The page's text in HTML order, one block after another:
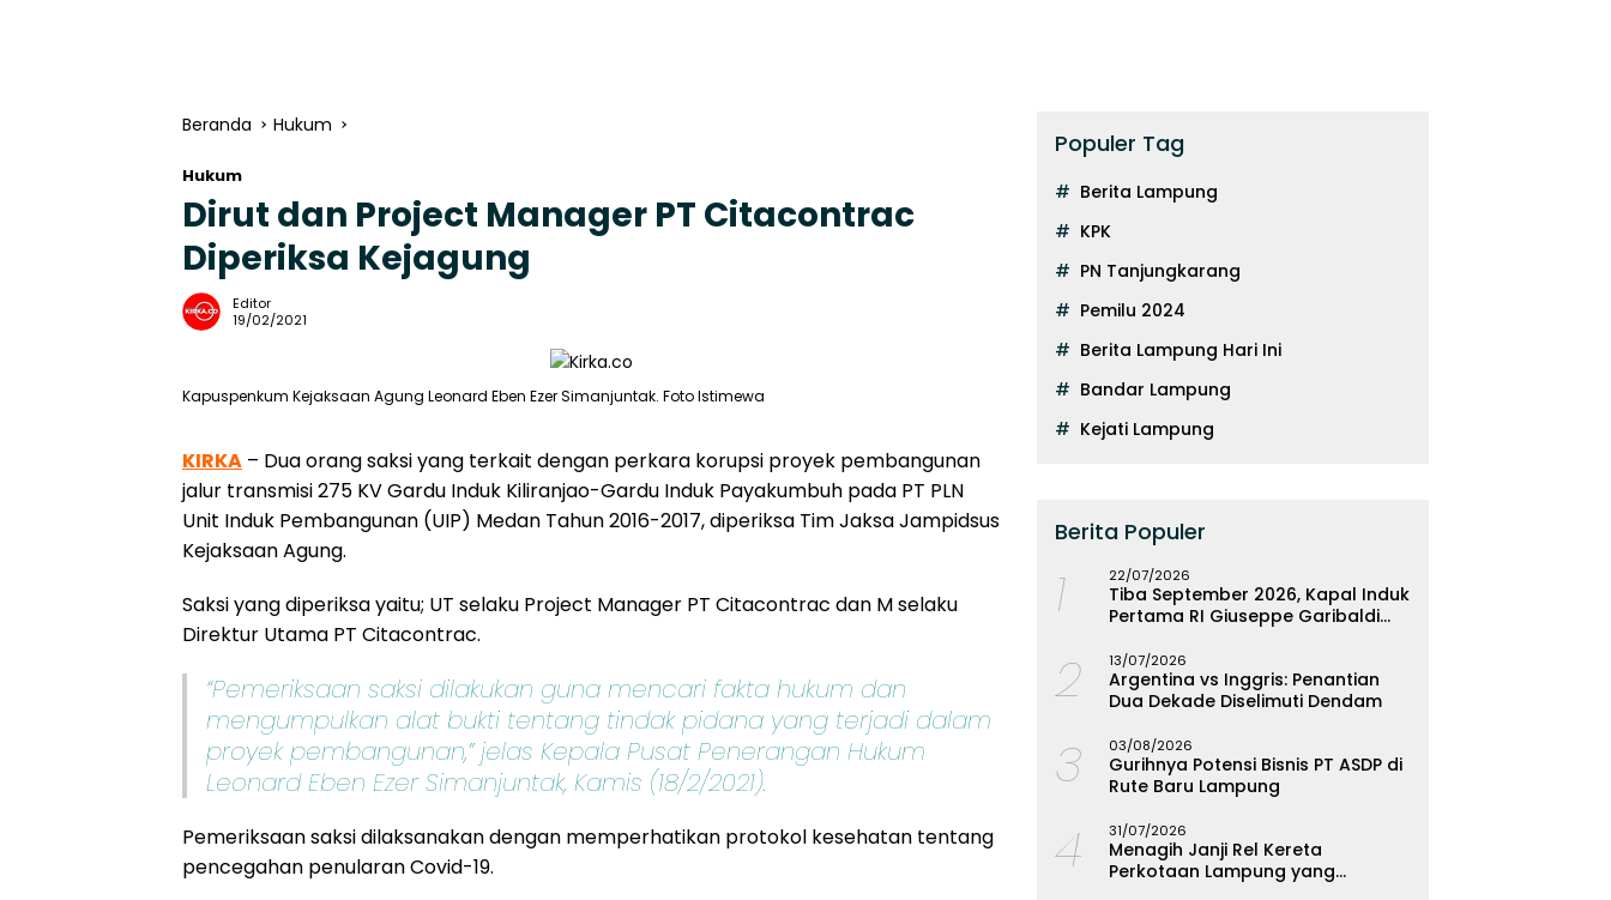
Beranda Hukum
Hukum
Dirut dan Project Manager PT Citacontrac
Diperiksa Kejagung
Editor
19/02/2021
Kapuspenkum Kejaksaan Agung Leonard Eben Ezer Simanjuntak. Foto Istimewa
KIRKA – Dua orang saksi yang terkait dengan perkara korupsi proyek pembangunan
jalur transmisi 275 KV Gardu Induk Kiliranjao-Gardu Induk Payakumbuh pada PT PLN
Unit Induk Pembangunan (UIP) Medan Tahun 2016-2017, diperiksa Tim Jaksa Jampidsus
Kejaksaan Agung.
Saksi yang diperiksa yaitu; UT selaku Project Manager PT Citacontrac dan M selaku
Direktur Utama PT Citacontrac.
“Pemeriksaan saksi dilakukan guna mencari fakta hukum dan
mengumpulkan alat bukti tentang tindak pidana yang terjadi dalam
proyek pembangunan,” jelas Kepala Pusat Penerangan Hukum
Leonard Eben Ezer Simanjuntak, Kamis (18/2/2021).
Pemeriksaan saksi dilaksanakan dengan memperhatikan protokol kesehatan tentang
pencegahan penularan Covid-19.
Populer Tag
Berita Lampung
KPK
PN Tanjungkarang
Pemilu 2024
Berita Lampung Hari Ini
Bandar Lampung
Kejati Lampung
Berita Populer
1 22/07/2026
Tiba September 2026, Kapal Induk
Pertama RI Giuseppe Garibaldi
2 13/07/2026
Argentina vs Inggris: Penantian
Dua Dekade Diselimuti Dendam
3 03/08/2026
Gurihnya Potensi Bisnis PT ASDP di
Rute Baru Lampung
4 31/07/2026
Menagih Janji Rel Kereta
Perkotaan Lampung yang